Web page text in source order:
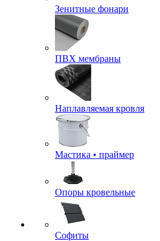
Зенитные фонари
ПВХ мембраны
Наплавляемая кровля
Мастика • праймер
Опоры кровельные
Софиты